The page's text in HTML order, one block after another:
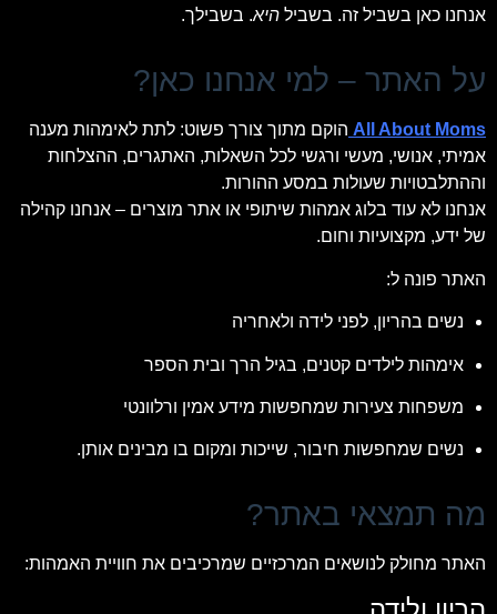
אנחנו כאן בשביל זה. בשביל היא. בשבילך.
על האתר – למי אנחנו כאן?
All About Moms הוקם מתוך צורך פשוט: לתת לאימהות מענה
אמיתי, אנושי, מעשי ורגשי לכל השאלות, האתגרים, ההצלחות
וההתלבטויות שעולות במסע ההורות.
אנחנו לא עוד בלוג אמהות שיתופי או אתר מוצרים – אנחנו קהילה
של ידע, מקצועיות וחום.
האתר פונה ל:
נשים בהריון, לפני לידה ולאחריה
אימהות לילדים קטנים, בגיל הרך ובית הספר
משפחות צעירות שמחפשות מידע אמין ורלוונטי
נשים שמחפשות חיבור, שייכות ומקום בו מבינים אותן.
מה תמצאי באתר?
האתר מחולק לנושאים המרכזיים שמרכיבים את חוויית האמהות: